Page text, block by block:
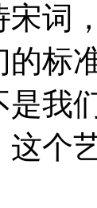
宋词
的标
是我
这个